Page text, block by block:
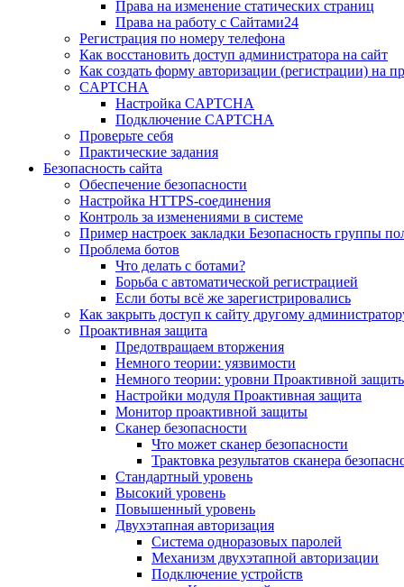
Права на изменение статических страниц
Права на работу с Сайтами24
Регистрация по номеру телефона
Как восстановить доступ администратора на сайт
Как создать форму авторизации (регистрации) на
CAPTCHA
Настройка CAPTCHA
Подключение CAPTCHA
Проверьте себя
Практические задания
Безопасность сайта
Обеспечение безопасности
Настройка HTTPS-соединения
Контроль за изменениями в системе
Пример настроек закладки Безопасность группы
Проблема ботов
Что делать с ботами?
Борьба с автоматической регистрацией
Если боты всё же зарегистрировались
Как закрыть доступ к сайту другому
Проактивная защита
Предотвращаем вторжения
Немного теории: уязвимости
Немного теории: уровни Проактивной
Настройки модуля Проактивная защита
Монитор проактивной защиты
Сканер безопасности
Что может сканер безопасности
Трактовка результатов сканера
Стандартный уровень
Высокий уровень
Повышенный уровень
Двухэтапная авторизация
Система одноразовых паролей
Механизм двухэтапной авторизации
Подключение устройств